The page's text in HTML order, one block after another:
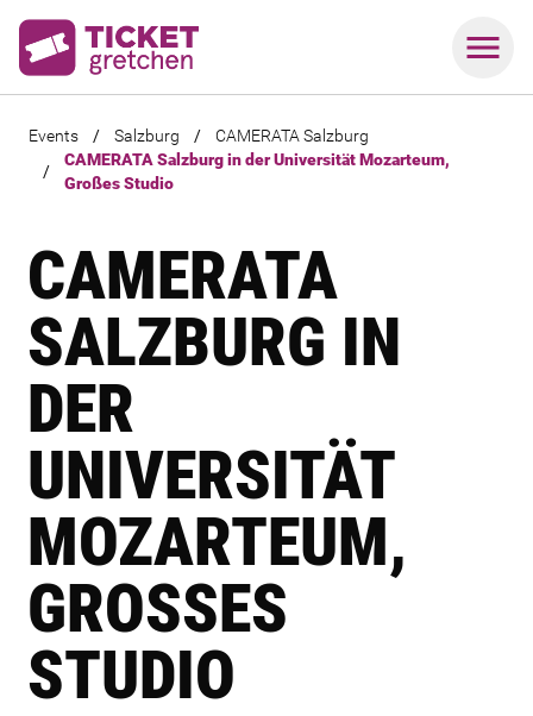
Events / Salzburg /
CAMERATA Salzburg
/
CAMERATA Salzburg in der Universität Mozarteum,
Großes Studio
CAMERATA
SALZBURG IN
DER
UNIVERSITÄT
MOZARTEUM,
GROSSES S
TUDIO